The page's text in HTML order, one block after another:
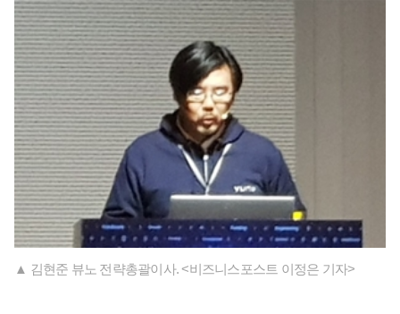
▲ 김현준 뷰노 전략총괄이사. <비즈니스포스트 이정은 기자>